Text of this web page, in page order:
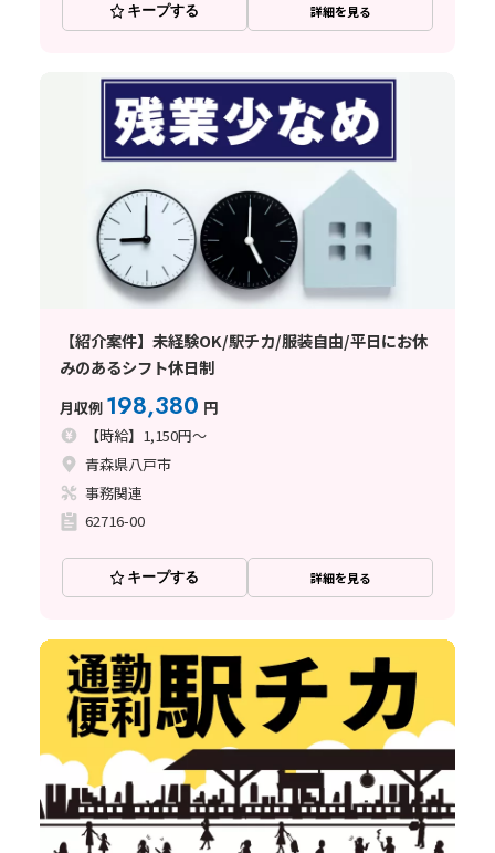
キープする 詳細を見る
【紹介案件】未経験OK/駅チカ/服装自由/平日にお休
みのあるシフト休日制
月収例 198,380 円
【時給】1,150円～
青森県八戸市
事務関連
62716-00
キープする 詳細を見る